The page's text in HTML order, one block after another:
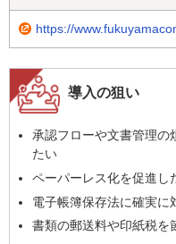
https://
導入の狙い
承認フローや文書管理の
たい
ペーパーレス化を促進し
電子帳簿保存法に確実に
書類の郵送料や印紙税を